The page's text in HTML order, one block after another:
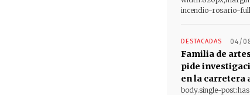
incendio-rosario-
DESTACADAS 04/
Familia de
pide
en la carretera
body.single-